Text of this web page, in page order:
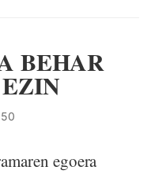
BEHAR
egoera